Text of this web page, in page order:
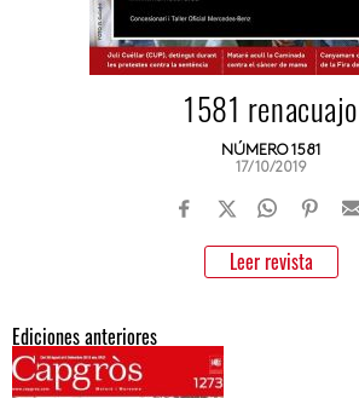
1581 renacuajo
NÚMERO 1581
17/10/2019
Leer revista
Ediciones anteriores